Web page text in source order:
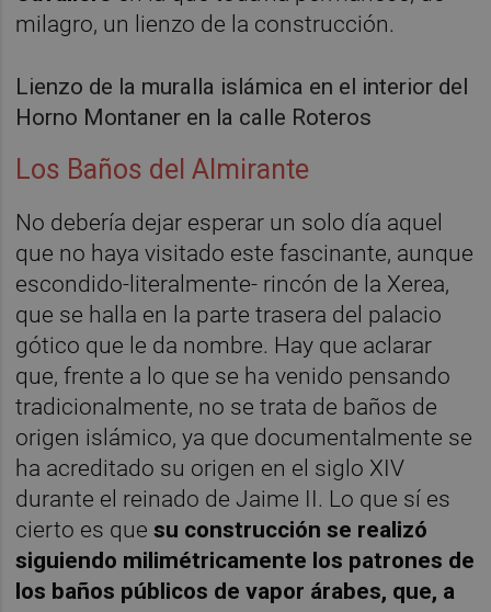
milagro, un lienzo de la construcción.
Lienzo de la muralla islámica en el interior del
Horno Montaner en la calle Roteros
Los Baños del Almirante
No debería dejar esperar un solo día aquel
que no haya visitado este fascinante, aunque
escondido-literalmente- rincón de la Xerea,
que se halla en la parte trasera del palacio
gótico que le da nombre. Hay que aclarar
que, frente a lo que se ha venido pensando
tradicionalmente, no se trata de baños de
origen islámico, ya que documentalmente se
ha acreditado su origen en el siglo XIV
durante el reinado de Jaime II. Lo que sí es
cierto es quesu construcción se realizó
siguiendo milimétricamente los patrones de
los baños públicos de vapor árabes, que, a